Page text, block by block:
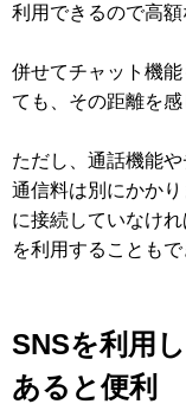
利用できるので高額
併せてチャット機
ても、その距離を感
ただし、通話機能
通信料は別にかか
に接続していなけ
を利用することもで
SNSを利用
あると便利